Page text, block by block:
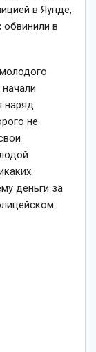
в Яунде,
обвинили в
наряд
не
деньги за